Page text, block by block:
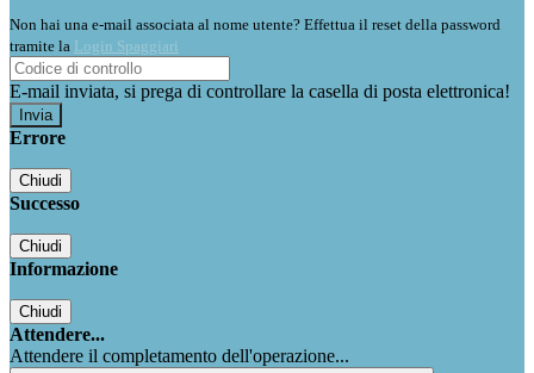
Non hai una e-mail associata al nome utente? Effettua il reset della password
tramite la Login Spaggiari
E-mail inviata, si prega di controllare la casella di posta elettronica!
Errore
Chiudi
Successo
Chiudi
Informazione
Chiudi
Attendere...
Attendere il completamento dell'operazione...